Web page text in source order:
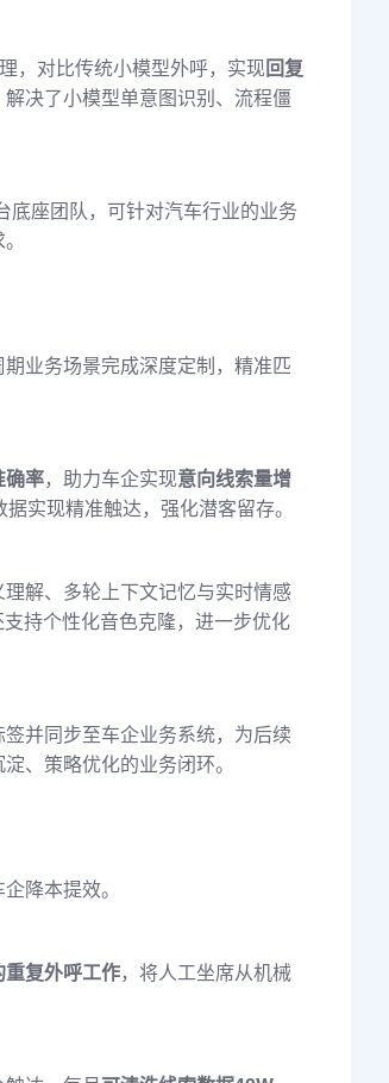
，对比传统小模型外呼，实现回复
解决了小模型单意图识别、流程僵
座团队，可针对汽车行业的业务
业务场景完成深度定制，精准匹
确率，助力车企实现意向线索量增
实现精准触达，强化潜客留存。
解、多轮上下文记忆与实时情感
持个性化音色克隆，进一步优化
并同步至车企业务系统，为后续
、策略优化的业务闭环。
降本提效。
重复外呼工作，将人工坐席从机械